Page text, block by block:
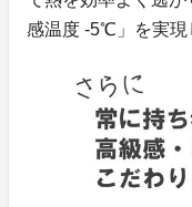
感温度 -5℃」を実現